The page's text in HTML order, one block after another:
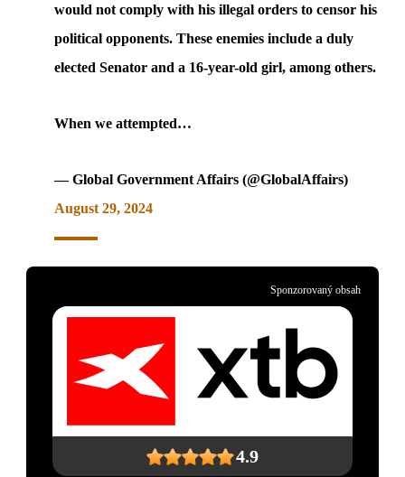
would not comply with his illegal orders to censor his
political opponents. These enemies include a duly
elected Senator and a 16-year-old girl, among others.
When we attempted…
— Global Government Affairs (@GlobalAffairs)
August 29, 2024
4.9
Sponzorovaný obsah